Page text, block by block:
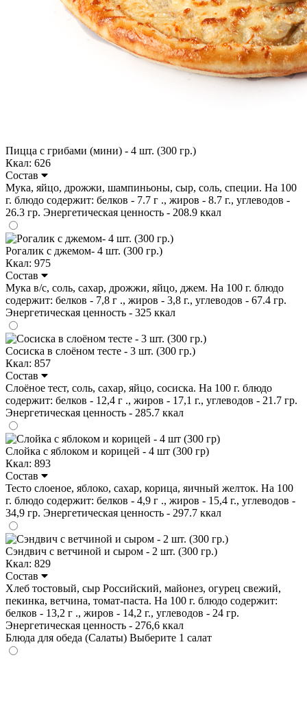
Пицца с грибами (мини) - 4 шт. (300 гр.)
Ккал: 626
Состав
Мука, яйцо, дрожжи, шампиньоны, сыр, соль, специи. На 100
г. блюдо содержит: белков - 7.7 г ., жиров - 8.7 г., углеводов -
26.3 гр. Энергетическая ценность - 208.9 ккал
Рогалик с джемом- 4 шт. (300 гр.)
Ккал: 975
Состав
Мука в/с, соль, сахар, дрожжи, яйцо, джем. На 100 г. блюдо
содержит: белков - 7,8 г ., жиров - 3,8 г., углеводов - 67.4 гр.
Энергетическая ценность - 325 ккал
Сосиска в слоёном тесте - 3 шт. (300 гр.)
Ккал: 857
Состав
Слоёное тест, соль, сахар, яйцо, сосиска. На 100 г. блюдо
содержит: белков - 12,4 г ., жиров - 17,1 г., углеводов - 21.7 гр.
Энергетическая ценность - 285.7 ккал
Слойка с яблоком и корицей - 4 шт (300 гр)
Ккал: 893
Состав
Тесто слоеное, яблоко, сахар, корица, яичный желток. На 100
г. блюдо содержит: белков - 4,9 г ., жиров - 15,4 г., углеводов -
34,9 гр. Энергетическая ценность - 297.7 ккал
Сэндвич с ветчиной и сыром - 2 шт. (300 гр.)
Ккал: 829
Состав
Хлеб тостовый, сыр Российский, майонез, огурец свежий,
пекинка, ветчина, томат-паста. На 100 г. блюдо содержит:
белков - 13,2 г ., жиров - 14,2 г., углеводов - 24 гр.
Энергетическая ценность - 276,6 ккал
Блюда для обеда (Салаты) Выберите 1 салат